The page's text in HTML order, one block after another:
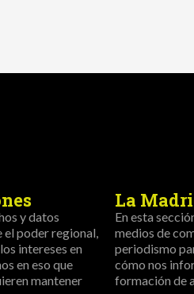
y datos
poder regional,
intereses en
en eso que
mantener
La
En esta
medios de
periodismo
cómo nos
formación de